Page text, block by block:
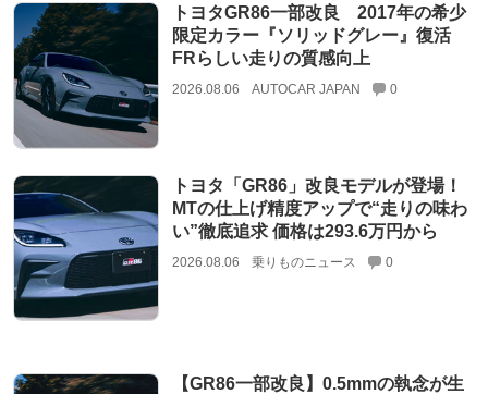
トヨタGR86一部改良 2017年の希少
限定カラー『ソリッドグレー』復活
FRらしい走りの質感向上
2026.08.06 AUTOCAR JAPAN 0
トヨタ「GR86」改良モデルが登場！
MTの仕上げ精度アップで“走りの味わ
い”徹底追求 価格は293.6万円から
2026.08.06 乗りものニュース 0
【GR86一部改良】0.5mmの執念が生